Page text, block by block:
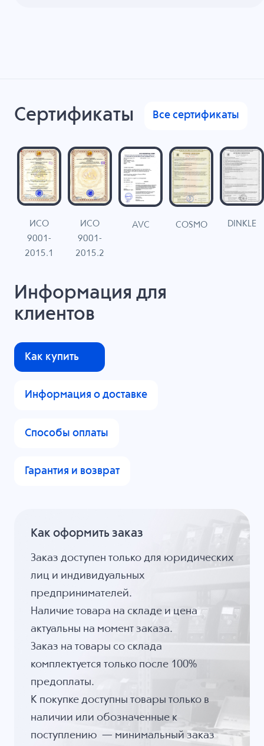
Сертификаты Все сертификаты
ИСО
9001-
2015.1
ИСО
9001-
2015.2
AVC COSMO DINKLE
Информация для
клиентов
Как купить
Информация о доставке
Способы оплаты
Гарантия и возврат
Как оформить заказ
Заказ доступен только для юридических
лиц и индивидуальных
предпринимателей.
Наличие товара на складе и цена
актуальны на момент заказа.
Заказ на товары со склада
комплектуется только после 100%
предоплаты.
К покупке доступны товары только в
наличии или обозначенные к
поступлению — минимальный заказ